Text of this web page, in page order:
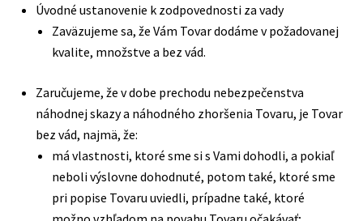
Úvodné ustanovenie k zodpovednosti za vady
Zaväzujeme sa, že Vám Tovar dodáme v požadovanej
kvalite, množstve a bez vád.
Zaručujeme, že v dobe prechodu nebezpečenstva
náhodnej skazy a náhodného zhoršenia Tovaru, je Tovar
bez vád, najmä, že:
má vlastnosti, ktoré sme si s Vami dohodli, a pokiaľ
neboli výslovne dohodnuté, potom také, ktoré sme
pri popise Tovaru uviedli, prípadne také, ktoré